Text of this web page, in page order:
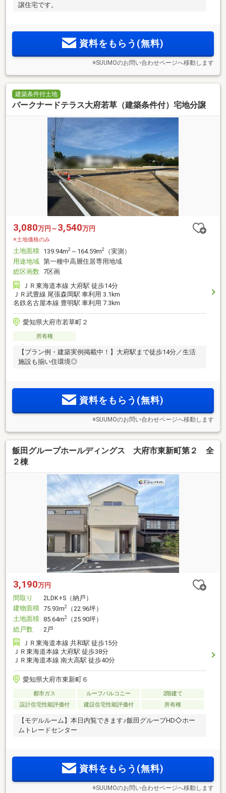
譲住宅です。
資料をもらう(無料)
※SUUMOのお問い合わせページへ移動します
建築条件付土地
パークナードテラス大府若草（建築条件付）宅地分譲
3,080万円～ 3,540万円
※土地価格のみ
土地面積 139.94m2 ～164.59m2
（実測）
用途地域 第一種中高層住居専用地域
総区画数 7区画
ＪＲ東海道本線 大府駅 徒歩14分
ＪＲ武豊線 尾張森岡駅 車利用 3.1km
名鉄名古屋本線 豊明駅 車利用 7.3km
愛知県大府市若草町２
所有権
【プラン例・建築実例掲載中！】大府駅まで徒歩14分／生活
施設も揃い住環境◎
資料をもらう(無料)
※SUUMOのお問い合わせページへ移動します
飯田グループホールディングス 大府市東新町第２ 全
２棟
3,190万円
間取り
2LDK+S（納戸）
建物面積 75.93m2
（22.96坪）
土地面積 85.64m2
（25.90坪）
総戸数
2戸
ＪＲ東海道本線 共和駅 徒歩15分
ＪＲ東海道本線 大府駅 徒歩38分
ＪＲ東海道本線 南大高駅 徒歩40分
愛知県大府市東新町６
都市ガス ルーフバルコニー
2階建て
設計住宅性能評価付
建設住宅性能評価付 所有権
【モデルルーム】本日内覧できます♪飯田グループHD◇ホー
ムトレードセンター
資料をもらう(無料)
※SUUMOのお問い合わせページへ移動します